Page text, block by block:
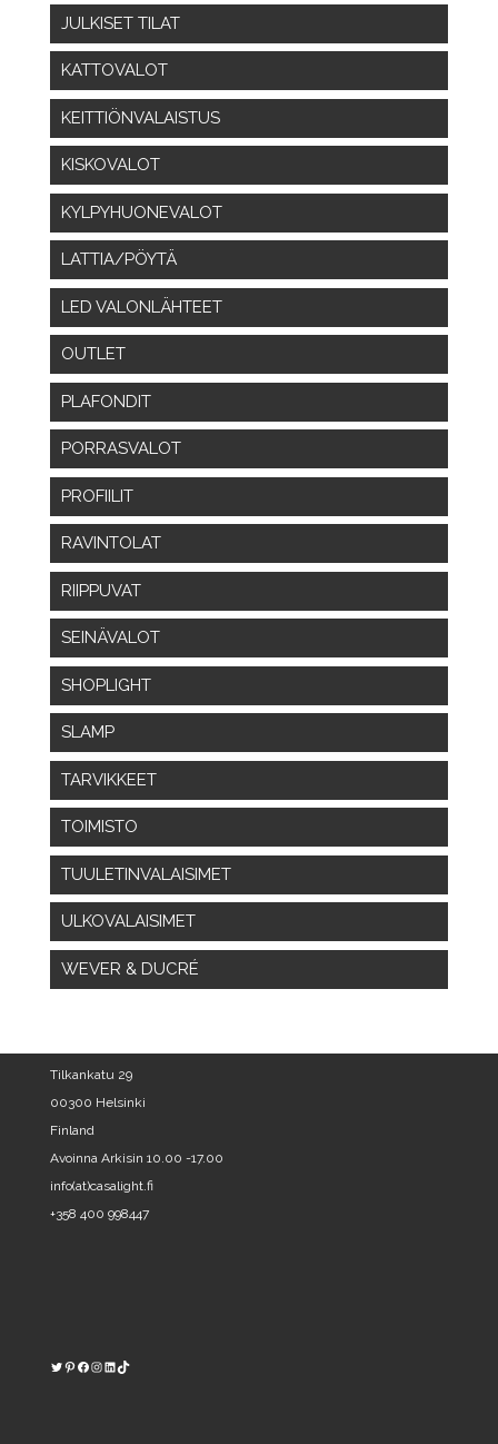
JULKISET TILAT
KATTOVALOT
KEITTIÖNVALAISTUS
KISKOVALOT
KYLPYHUONEVALOT
LATTIA/PÖYTÄ
LED VALONLÄHTEET
OUTLET
PLAFONDIT
PORRASVALOT
PROFIILIT
RAVINTOLAT
RIIPPUVAT
SEINÄVALOT
SHOPLIGHT
SLAMP
TARVIKKEET
TOIMISTO
TUULETINVALAISIMET
ULKOVALAISIMET
WEVER & DUCRÉ
Tilkankatu 29
00300 Helsinki
Finland
Avoinna Arkisin 10.00 -17.00
info(at)casalight.fi
+358 400 998447
Twitter
Pinterest
https://www.facebook.com/kodinvalaisin/
Instagram
LinkedIn
TikTok